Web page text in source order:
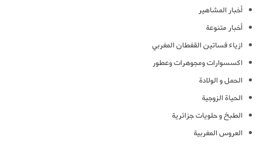
أخبار المشاهير
أخبار متنوعة
ازياء فساتين القفطان المغربي
اكسسوارات ومجوهرات وعطور
الحمل و الولادة
الحياة الزوجية
الطبخ و حلويات جزائرية
العروس المغربية